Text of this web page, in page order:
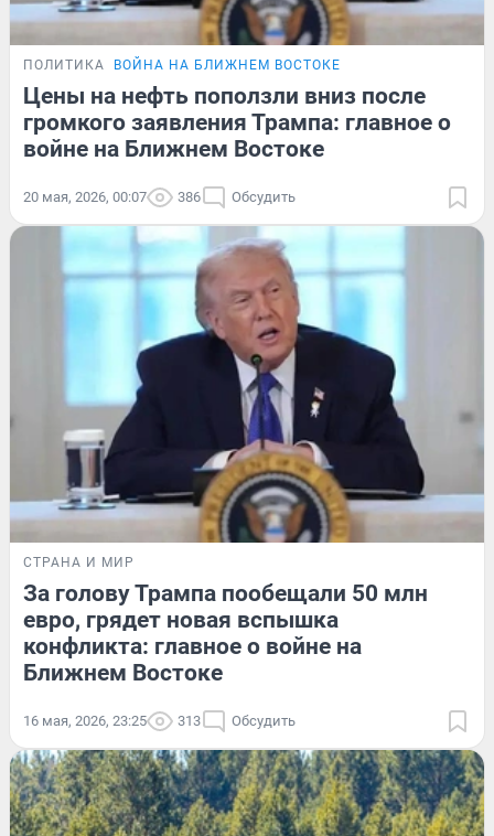
ПОЛИТИКА ВОЙНА НА БЛИЖНЕМ ВОСТОКЕ
Цены на нефть поползли вниз после
громкого заявления Трампа: главное о
войне на Ближнем Востоке
20 мая, 2026, 00:07 386 Обсудить
СТРАНА И МИР
За голову Трампа пообещали 50 млн
евро, грядет новая вспышка
конфликта: главное о войне на
Ближнем Востоке
16 мая, 2026, 23:25 313 Обсудить